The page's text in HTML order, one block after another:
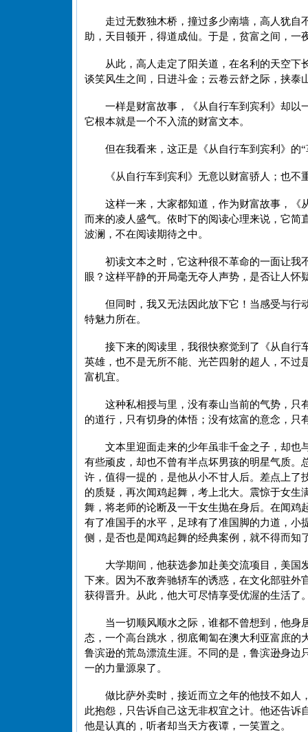
走过无数独木桥，撞过多少南墙，高人犹自
助，天目顿开，得道成仙。于是，贫富之间，一
从此，高人走定了阳关道，在名利的天空
谈笑风生之间，日进斗金；云卷云舒之际，挟泰
一样是财富故事，《从自行车到宾利》却以
它根本就是一个不入流的财富文本。
但在我看来，这正是《从自行车到宾利》的
《从自行车到宾利》无意以财富骄人；也
这样一来，大家都知道，作为财富故事，《
而来的凌人盛气。依时下的阅读心理来说，它
波澜，不在阅读期待之中。
初读文本之时，它这种很不革命的一面让我
眼？这样平静的开局毫无夺人声势，是否让人怀
但同时，我又无法因此放下它！当感受与行
特魅力所在。
接下来的阅读里，我很快察觉到了《从自行
英雄，也不是无所不能、光芒四射的超人，不
富机宜。
这种私相授与里，没有泰山当前的气势，只
的道行，只有切身的体悟；没有炫富的意念，只
文本里迎面走来的少年虽非千金之子，却也
有些顽皮，却也不曾有半点坏男孩的明星气质
许，值得一提的，是他从小不甘人后。差点上
的质疑，再次闻鸡起舞，考上北大。震惊于女
舞，将老师的论断及一干女生抛在身后。在闻
有了准国手的水平，足球有了准国脚的力道，
侧，是否也是闻鸡起舞的经典案例，就不得而知
大学期间，他获选参加赴美交流项目，美国
下来。因为不敌奔驰轿车的诱惑，在文化部驻
获得晋升。从此，他大可尽情享受优渥的生活了
当一切顺风顺水之际，谁都不曾想到，他身
态，一个高台跳水，彻底匍匐在澳大利亚富庶
鲁滨逊的荒岛漂流生涯。不同的是，鲁滨逊身边
一的力量源泉了。
做比萨外卖时，接近而立之年的他技不如人
此抱怨，只告诉自己这无非权宜之计。他还告
他是认真的，听者却当天方夜谭，一笑置之。